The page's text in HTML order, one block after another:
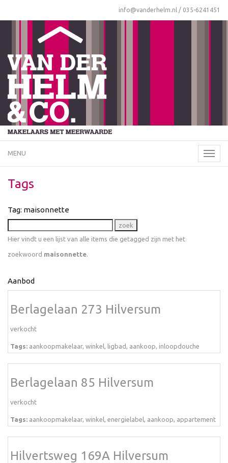
info@vanderhelm.nl / 035-6241451
MENU
Tags
Tag: maisonnette
Hier vindt u een lijst van alle items die getagged zijn met het
zoekwoord maisonnette.
Aanbod
Berlagelaan 273 Hilversum
verkocht
Tags: aankoopmakelaar, winkel , ligbad, aankoop, inloopdouche
Berlagelaan 85 Hilversum
verkocht
Tags: aankoopmakelaar, winkel , energielabel , aankoop, appartement
Hilvertsweg 169A Hilversum